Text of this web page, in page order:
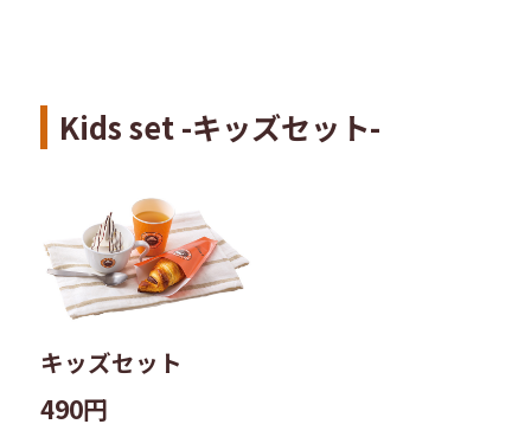
Kids set -キッズセット-
キッズセット
490円